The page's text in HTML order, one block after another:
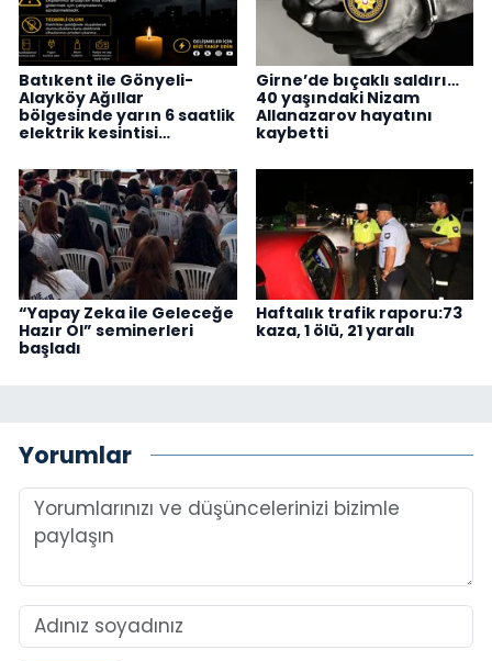
Batıkent ile Gönyeli-
Alayköy Ağıllar
bölgesinde yarın 6 saatlik
elektrik kesintisi…
Girne’de bıçaklı saldırı…
40 yaşındaki Nizam
Allanazarov hayatını
kaybetti
“Yapay Zeka ile Geleceğe
Hazır Ol” seminerleri
başladı
Haftalık trafik raporu:73
kaza, 1 ölü, 21 yaralı
Yorumlar